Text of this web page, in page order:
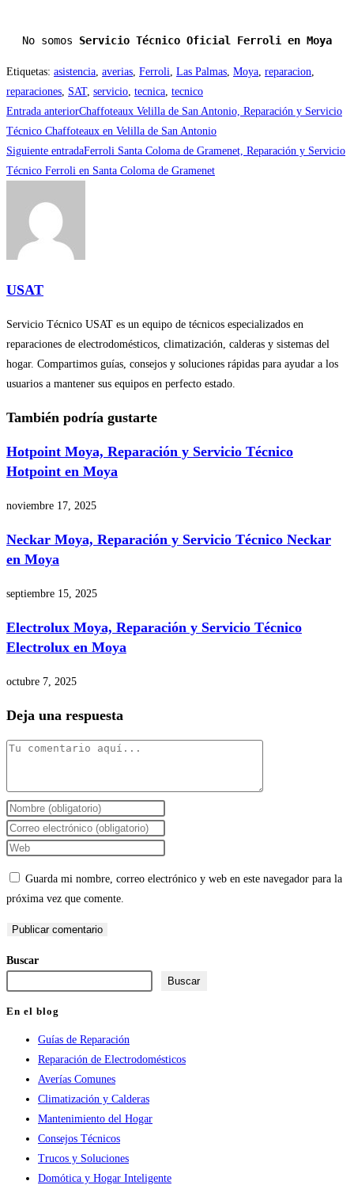
No somos Servicio Técnico Oficial Ferroli en Moya
Etiquetas: asistencia, averias, Ferroli, Las Palmas, Moya, reparacion,
reparaciones, SAT, servicio, tecnica, tecnico
Leer
más
artículos
Entrada anteriorChaffoteaux Velilla de San Antonio, Reparación y Servicio
Técnico Chaffoteaux en Velilla de San Antonio
Siguiente entradaFerroli Santa Coloma de Gramenet, Reparación y Servicio
Técnico Ferroli en Santa Coloma de Gramenet
USAT
Servicio Técnico USAT es un equipo de técnicos especializados en
reparaciones de electrodomésticos, climatización, calderas y sistemas del
hogar. Compartimos guías, consejos y soluciones rápidas para ayudar a los
usuarios a mantener sus equipos en perfecto estado.
También podría gustarte
Hotpoint Moya, Reparación y Servicio Técnico
Hotpoint en Moya
noviembre 17, 2025
Neckar Moya, Reparación y Servicio Técnico Neckar
en Moya
septiembre 15, 2025
Electrolux Moya, Reparación y Servicio Técnico
Electrolux en Moya
octubre 7, 2025
Deja una respuesta
Comentario
Introduce
tu
nombre
de
usuario
comentar
Introduce
tu
correo
electrónico
comentar
Introduce
de
tu
(opcional)
Guarda mi nombre, correo electrónico y web en este navegador para la
próxima vez que comente.
Buscar
Buscar
En el blog
Guías de Reparación
Reparación de Electrodomésticos
Averías Comunes
Climatización y Calderas
Mantenimiento del Hogar
Consejos Técnicos
Trucos y Soluciones
Domótica y Hogar Inteligente